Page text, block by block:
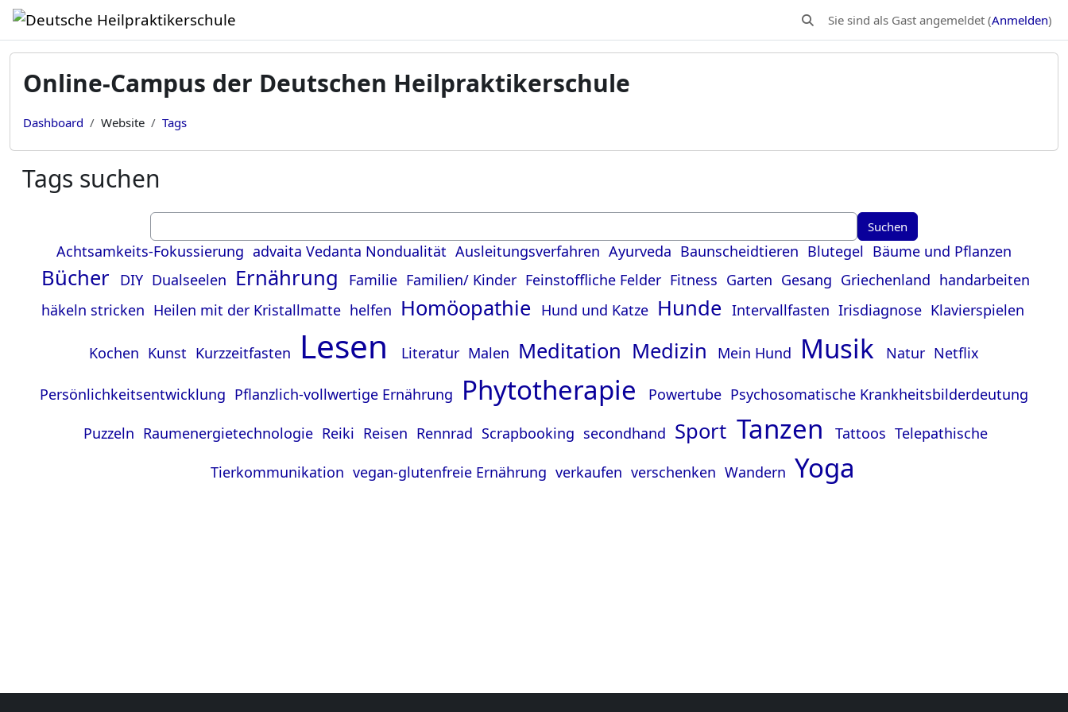
Zum Hauptinhalt
Sucheingabe umschalten
Sie sind als Gast angemeldet (Anmelden)
Online-Campus der Deutschen Heilpraktikerschule
Dashboard Website Tags
Tags suchen
Tags suchen
Achtsamkeits-Fokussierung advaita Vedanta Nondualität Ausleitungsverfahren Ayurveda Baunscheidtieren Blutegel Bäume und Pflanzen
Bücher DIY Dualseelen Ernährung Familie Familien/ Kinder Feinstoffliche Felder Fitness Garten Gesang Griechenland handarbeiten
häkeln stricken Heilen mit der Kristallmatte helfen Homöopathie Hund und Katze Hunde Intervallfasten Irisdiagnose Klavierspielen
Kochen Kunst Kurzzeitfasten Lesen Literatur Malen Meditation Medizin Mein Hund Musik Natur Netflix
Persönlichkeitsentwicklung Pflanzlich-vollwertige Ernährung Phytotherapie Powertube Psychosomatische Krankheitsbilderdeutung
Puzzeln Raumenergietechnologie Reiki Reisen Rennrad Scrapbooking secondhand Sport Tanzen Tattoos Telepathische
Tierkommunikation vegan-glutenfreie Ernährung verkaufen verschenken Wandern Yoga